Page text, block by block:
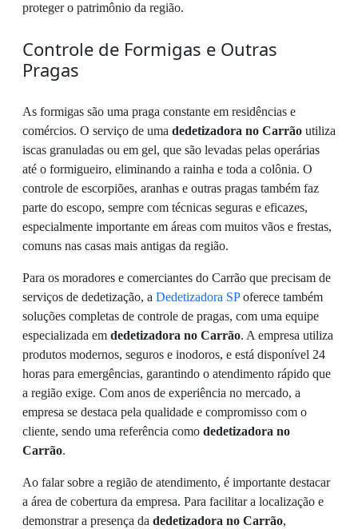
proteger o patrimônio da região.
Controle de Formigas e Outras
Pragas
As formigas são uma praga constante em residências e
comércios. O serviço de uma dedetizadora no Carrão utiliza
iscas granuladas ou em gel, que são levadas pelas operárias
até o formigueiro, eliminando a rainha e toda a colônia. O
controle de escorpiões, aranhas e outras pragas também faz
parte do escopo, sempre com técnicas seguras e eficazes,
especialmente importante em áreas com muitos vãos e frestas,
comuns nas casas mais antigas da região.
Para os moradores e comerciantes do Carrão que precisam de
serviços de dedetização, a Dedetizadora SPoferece também
soluções completas de controle de pragas, com uma equipe
especializada em dedetizadora no Carrão. A empresa utiliza
produtos modernos, seguros e inodoros, e está disponível 24
horas para emergências, garantindo o atendimento rápido que
a região exige. Com anos de experiência no mercado, a
empresa se destaca pela qualidade e compromisso com o
cliente, sendo uma referência como dedetizadora no
Carrão.
Ao falar sobre a região de atendimento, é importante destacar
a área de cobertura da empresa. Para facilitar a localização e
demonstrar a presença da dedetizadora no Carrão,